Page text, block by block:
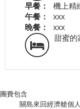
早餐：
機上精
午餐：
xxx
晚餐：
xxx
甜蜜的
團費包含
關島來回經濟艙個人